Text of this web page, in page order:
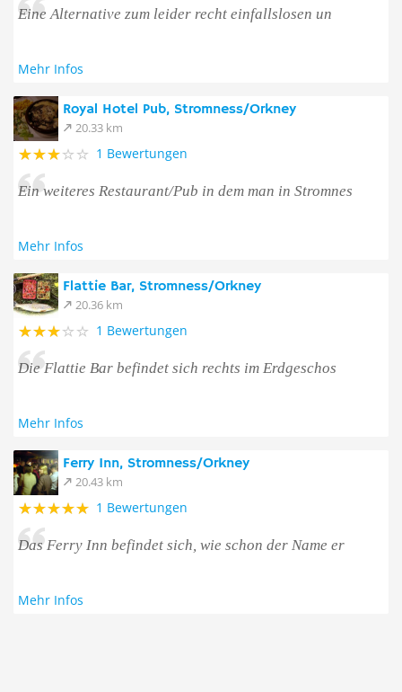
Eine Alternative zum leider recht einfallslosen un
Mehr Infos
Royal Hotel Pub, Stromness/Orkney
20.33 km
1 Bewertungen
Ein weiteres Restaurant/Pub in dem man in Stromnes
Mehr Infos
Flattie Bar, Stromness/Orkney
20.36 km
1 Bewertungen
Die Flattie Bar befindet sich rechts im Erdgeschos
Mehr Infos
Ferry Inn, Stromness/Orkney
20.43 km
1 Bewertungen
Das Ferry Inn befindet sich, wie schon der Name er
Mehr Infos